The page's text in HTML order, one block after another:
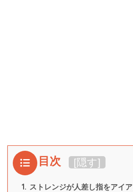
目次 [隠す]
1. ストレンジが人差し指をアイ